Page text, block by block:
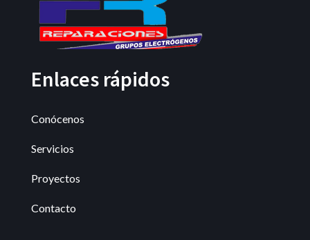
Enlaces rápidos
Conócenos
Servicios
Proyectos
Contacto